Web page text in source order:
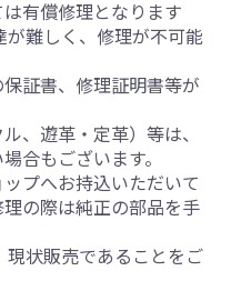
有償修理となります
が難しく、修理が不可能
証書、修理証明書等が
、遊革・定革）等は、
合もございます。
プへお持込いただいて
の際は純正の部品を手
現状販売であることをご